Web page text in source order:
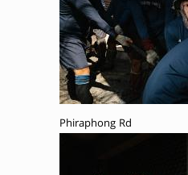
Phiraphong Rd